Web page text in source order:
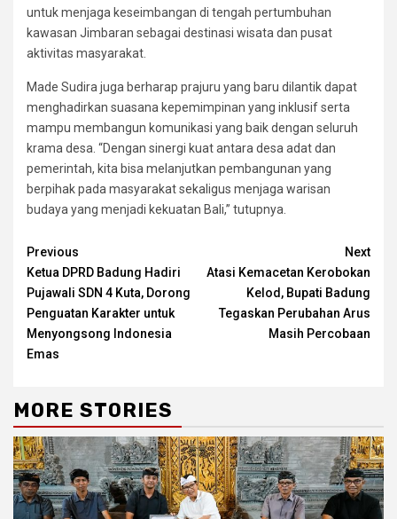
untuk menjaga keseimbangan di tengah pertumbuhan
kawasan Jimbaran sebagai destinasi wisata dan pusat
aktivitas masyarakat.
Made Sudira juga berharap prajuru yang baru dilantik dapat
menghadirkan suasana kepemimpinan yang inklusif serta
mampu membangun komunikasi yang baik dengan seluruh
krama desa. “Dengan sinergi kuat antara desa adat dan
pemerintah, kita bisa melanjutkan pembangunan yang
berpihak pada masyarakat sekaligus menjaga warisan
budaya yang menjadi kekuatan Bali,” tutupnya.
Continue
Reading
Previous
Ketua DPRD Badung Hadiri
Pujawali SDN 4 Kuta, Dorong
Penguatan Karakter untuk
Menyongsong Indonesia
Emas
Next
Atasi Kemacetan Kerobokan
Kelod, Bupati Badung
Tegaskan Perubahan Arus
Masih Percobaan
MORE STORIES